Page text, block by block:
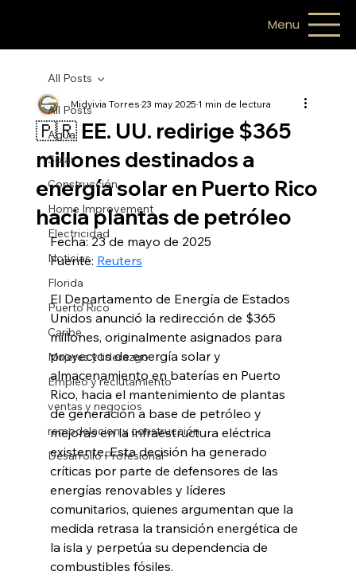
Menu
All Posts
Agua
Solar
Construcción
Home Improvement
Electricidad
Noticias
Florida
Puerto Rico
Caribe
Mujeres y liderazgo
Empleo y reclutamiento
ventas y negocios
remodelacion y construcción
Desarrollo Profesional
All Posts
🇵🇷 EE. UU. redirige $365
millones destinados a
energía solar en Puerto Rico
hacia plantas de petróleo
Midyivia Torres23 may 20251 min de lectura
Fecha: 23 de mayo de 2025
Fuente: Reuters
El Departamento de Energía de Estados
Unidos anunció la redirección de $365
millones, originalmente asignados para
proyectos de energía solar y
almacenamiento en baterías en Puerto
Rico, hacia el mantenimiento de plantas
de generación a base de petróleo y
mejoras en la infraestructura eléctrica
existente. Esta decisión ha generado
críticas por parte de defensores de las
energías renovables y líderes
comunitarios, quienes argumentan que la
medida retrasa la transición energética de
la isla y perpetúa su dependencia de
combustibles fósiles.